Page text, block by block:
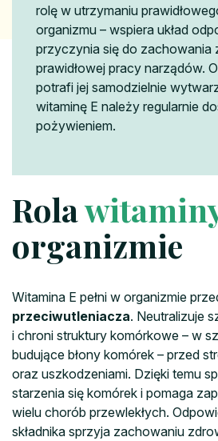
rolę w utrzymaniu
organizmu – wspiera układ
przyczynia się do zachowania
prawidłowej pracy narządów.
potrafi jej samodzielnie
witaminę E należy regularnie
pożywieniem.
Rola
organizmie
Witamina E pełni w organizmie
przeciwutleniacza. Neutralizuje
i chroni struktury komórkowe – w
budujące błony komórek – przed
oraz uszkodzeniami. Dzięki temu
starzenia się komórek i pomaga
wielu chorób przewlekłych.
składnika sprzyja zachowaniu